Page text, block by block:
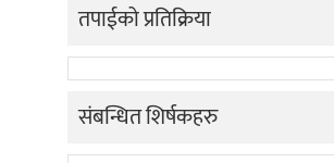
तपाईको प्रतिक्रिया
संबन्धित शिर्षकहरु